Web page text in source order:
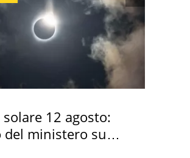
solare 12 agosto:
del ministero su